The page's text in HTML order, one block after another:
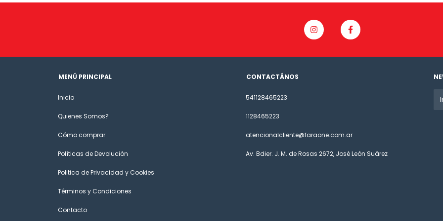
MENÚ PRINCIPAL
Inicio
Quienes Somos?
Cómo comprar
Políticas de Devolución
Politica de Privacidad y Cookies
Términos y Condiciones
Contacto
CONTACTÁNOS
541128465223
1128465223
atencionalcliente@faraone.com.ar
Av. Bdier. J. M. de Rosas 2672, José León Suárez